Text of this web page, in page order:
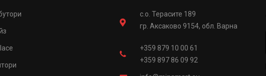
с.о. Терасите 189
гр. Аксаково 9154, обл. Варна
+359 879 10 00 61
+359 897 86 09 92